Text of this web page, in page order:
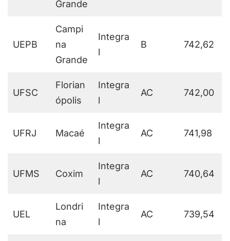
Grande
UEPB
Campi
na
Grande
Integra
l
B 742,62
UFSC
Florian
ópolis
Integra
l
AC 742,00
UFRJ Macaé
Integra
l
AC 741,98
UFMS Coxim
Integra
l
AC 740,64
UEL
Londri
na
Integra
l
AC 739,54